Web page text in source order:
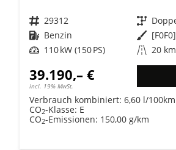
Fahrzeugnr. 29312 Getriebe
Kraftstoff Benzin Außenfarbe
Leistung 110 kW (150 PS) Kilometerstand 20 km
39.190,– €
incl. 19% MwSt.
Verbrauch kombiniert: 6,60 l/100km
CO2-Klasse: E
CO2-Emissionen: 150,00 g/km